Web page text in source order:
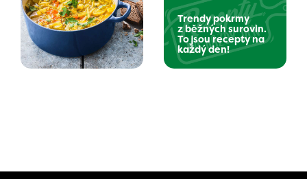
Trendy pokrmy
z běžných surovin.
To jsou recepty na
každý den!